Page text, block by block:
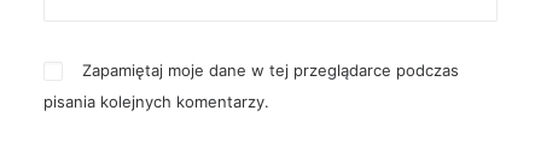
Zapamiętaj moje dane w tej przeglądarce podczas
pisania kolejnych komentarzy.